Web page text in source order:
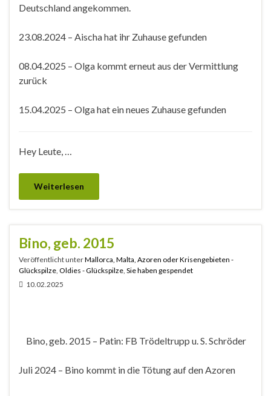
Deutschland angekommen.
23.08.2024 – Aischa hat ihr Zuhause gefunden
08.04.2025 – Olga kommt erneut aus der Vermittlung
zurück
15.04.2025 – Olga hat ein neues Zuhause gefunden
Hey Leute, …
Weiterlesen
Bino, geb. 2015
Veröffentlicht unterMallorca, Malta, Azoren oder Krisengebieten -
Glückspilze Oldies - Glückspilze Sie haben gespendet
10.02.2025
Bino, geb. 2015 – Patin: FB Trödeltrupp u. S. Schröder
Juli 2024 – Bino kommt in die Tötung auf den Azoren